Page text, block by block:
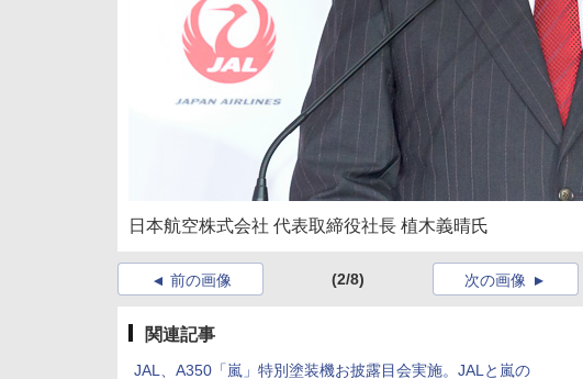
日本航空株式会社 代表取締役社長 植木義晴氏
前の画像 (2/8) 次の画像
関連記事
JAL、A350「嵐」特別塗装機お披露目会実施。JALと嵐の